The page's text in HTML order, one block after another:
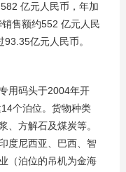
亿元人民币，年加
售额约552 亿元人民
亿元人民币。
用码头于2004年开
个泊位。货物种类
、方解石及煤炭等。
度尼西亚、巴西、智
（泊位的吊机为金海